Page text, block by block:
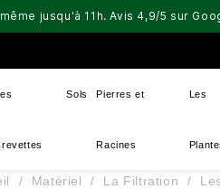
jusqu'à 11h. Avis 4,9/5 sur
Sols Pierres et
Racines
Les
Matériel La Filtration